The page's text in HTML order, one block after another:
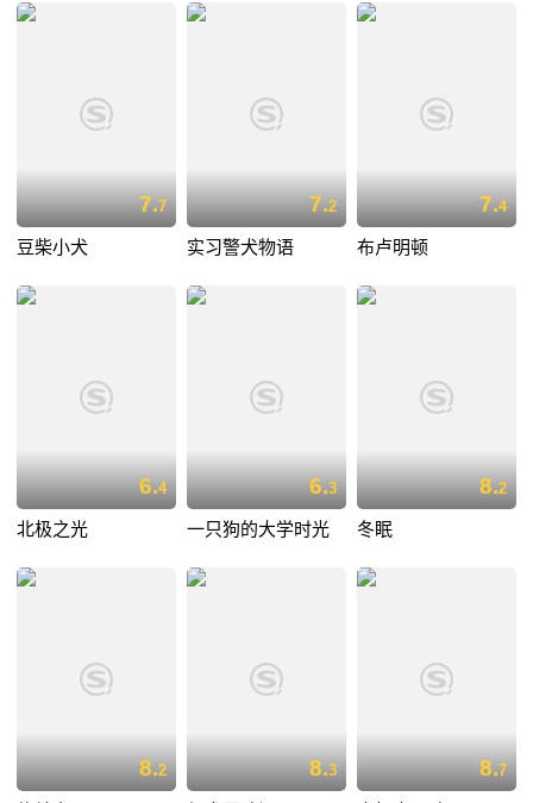
7.7
豆柴小犬
7.2
实习警犬物语
7.4
布卢明顿
6.4
北极之光
6.3
一只狗的大学时光
8.2
冬眠
8.2 8.3 8.7